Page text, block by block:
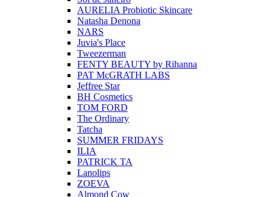
AURELIA Probiotic Skincare
Natasha Denona
NARS
Juvia's Place
Tweezerman
FENTY BEAUTY by Rihanna
PAT McGRATH LABS
Jeffree Star
BH Cosmetics
TOM FORD
The Ordinary
Tatcha
SUMMER FRIDAYS
ILIA
PATRICK TA
Lanolips
ZOEVA
Almond Cow